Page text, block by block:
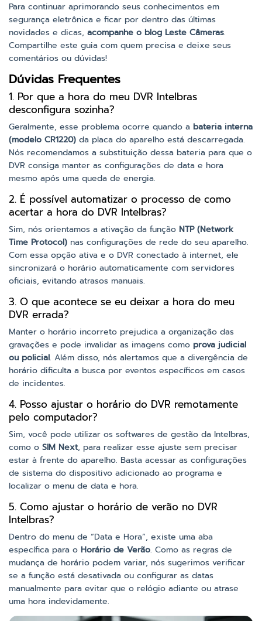
Para continuar aprimorando seus conhecimentos em
segurança eletrônica e ficar por dentro das últimas
novidades e dicas, acompanhe o blog Leste Câmeras.
Compartilhe este guia com quem precisa e deixe seus
comentários ou dúvidas!
Dúvidas Frequentes
1. Por que a hora do meu DVR Intelbras
desconfigura sozinha?
Geralmente, esse problema ocorre quando a bateria interna
(modelo CR1220) da placa do aparelho está descarregada.
Nós recomendamos a substituição dessa bateria para que o
DVR consiga manter as configurações de data e hora
mesmo após uma queda de energia.
2. É possível automatizar o processo de como
acertar a hora do DVR Intelbras?
Sim, nós orientamos a ativação da função NTP (Network
Time Protocol) nas configurações de rede do seu aparelho.
Com essa opção ativa e o DVR conectado à internet, ele
sincronizará o horário automaticamente com servidores
oficiais, evitando atrasos manuais.
3. O que acontece se eu deixar a hora do meu
DVR errada?
Manter o horário incorreto prejudica a organização das
gravações e pode invalidar as imagens como prova judicial
ou policial. Além disso, nós alertamos que a divergência de
horário dificulta a busca por eventos específicos em casos
de incidentes.
4. Posso ajustar o horário do DVR remotamente
pelo computador?
Sim, você pode utilizar os softwares de gestão da Intelbras,
como o SIM Next, para realizar esse ajuste sem precisar
estar à frente do aparelho. Basta acessar as configurações
de sistema do dispositivo adicionado ao programa e
localizar o menu de data e hora.
5. Como ajustar o horário de verão no DVR
Intelbras?
Dentro do menu de “Data e Hora”, existe uma aba
específica para o Horário de Verão. Como as regras de
mudança de horário podem variar, nós sugerimos verificar
se a função está desativada ou configurar as datas
manualmente para evitar que o relógio adiante ou atrase
uma hora indevidamente.